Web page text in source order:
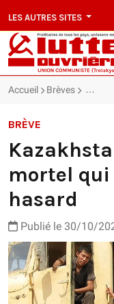
LES AUTRES SITES
Accueil Brèves
BRÈVE
mortel
hasard
Publié le 30/10/